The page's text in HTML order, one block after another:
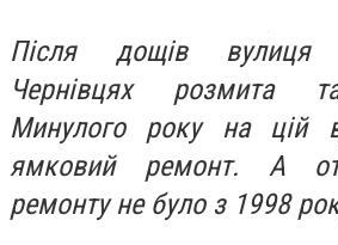
Після дощів вулиця
Чернівцях розмита
Минулого року на цій
ямковий ремонт. А от
ремонту не було з 1998